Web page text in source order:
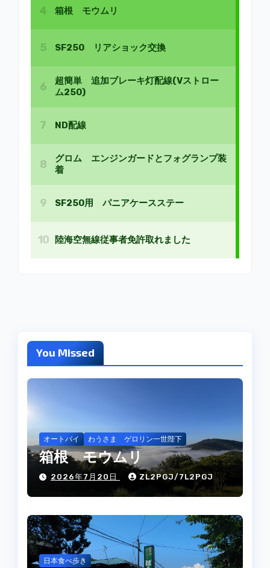
You Missed
オートバイ わうさま ゲロリン一世陛下
箱根 モウムリ
2026年7月20日 ZL2PGJ/7L2PGJ
日本食べ歩き